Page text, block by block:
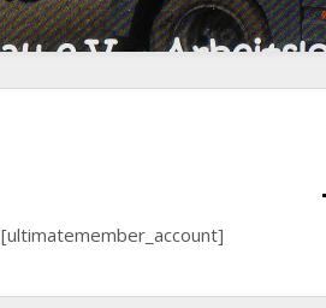
[ultimatemember_account]